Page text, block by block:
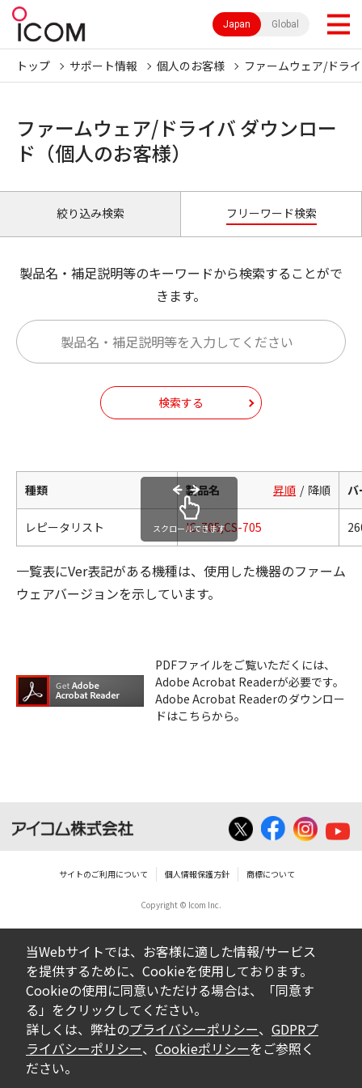
Japan Global
トップ サポート情報 個人のお客様 ファームウェア/ドラ
ファームウェア/ドライバ ダウンロー
ド（個人のお客様）
絞り込み検索 フリーワード検索
製品名・補足説明等のキーワードから検索することがで
きます。
検索する
種類 製品名 昇順 降順 バ
レピータリスト IC-705,CS-705
スクロールできます
一覧表にVer表記がある機種は、使用した機器のファーム
ウェアバージョンを示しています。
PDFファイルをご覧いただくには、
Adobe Acrobat Readerが必要です。
Adobe Acrobat Readerのダウンロー
ドはこちらから。
サイトのご利用について 個人情報保護方針 商標について
Copyright © Icom Inc.
当Webサイトでは、お客様に適した情報/サービス
を提供するために、Cookieを使用しております。
Cookieの使用に同意いただける場合は、「同意す
る」をクリックしてください。
詳しくは、弊社のプライバシーポリシー、 GDPRプ
ライバシーポリシー、 Cookieポリシーをご参照く
ださい。